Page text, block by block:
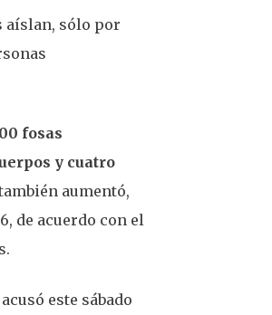
aíslan, sólo por
fosas
y cuatro
aumentó,
de acuerdo con el
este sábado